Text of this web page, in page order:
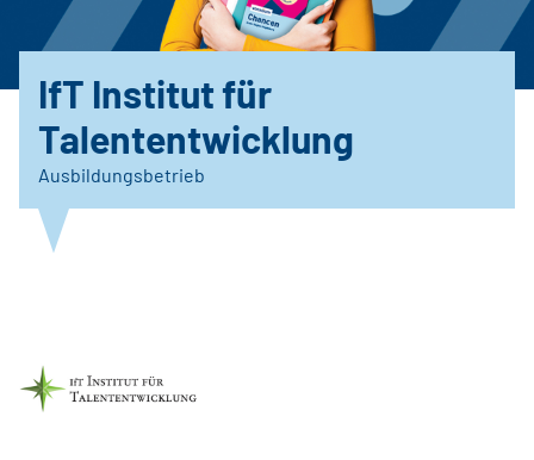
IfT Institut für
Talententwicklung
Ausbildungsbetrieb